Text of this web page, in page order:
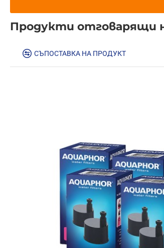
Продукти отговарящи
СЪПОСТАВКА НА ПРОДУКТ